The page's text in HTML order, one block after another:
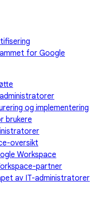
for Google
og implementering
brukere
oversikt
Workspace
partner
av IT-administratorer